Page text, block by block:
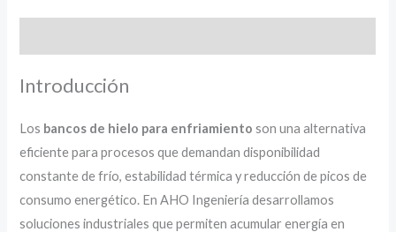
Introducción
Los bancos de hielo para enfriamiento son una alternativa
eficiente para procesos que demandan disponibilidad
constante de frío, estabilidad térmica y reducción de picos de
consumo energético. En AHO Ingeniería desarrollamos
soluciones industriales que permiten acumular energía en